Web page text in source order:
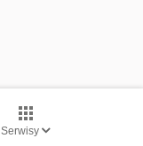
Serwisy